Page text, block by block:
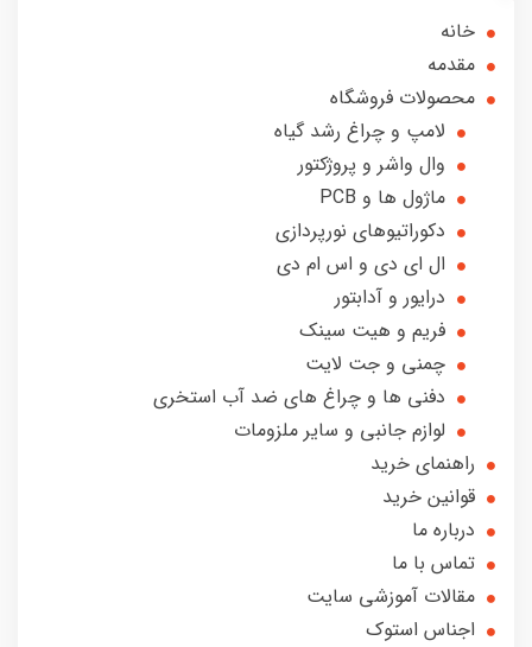
خانه
مقدمه
محصولات فروشگاه
لامپ و چراغ رشد گیاه
وال واشر و پروژکتور
ماژول ها و PCB
دکوراتیوهای نورپردازی
ال ای دی و اس ام دی
درایور و آدابتور
فریم و هیت سینک
چمنی و جت لایت
دفنی ها و چراغ های ضد آب استخری
لوازم جانبی و سایر ملزومات
راهنمای خرید
قوانین خرید
درباره ما
تماس با ما
مقالات آموزشی سایت
اجناس استوک